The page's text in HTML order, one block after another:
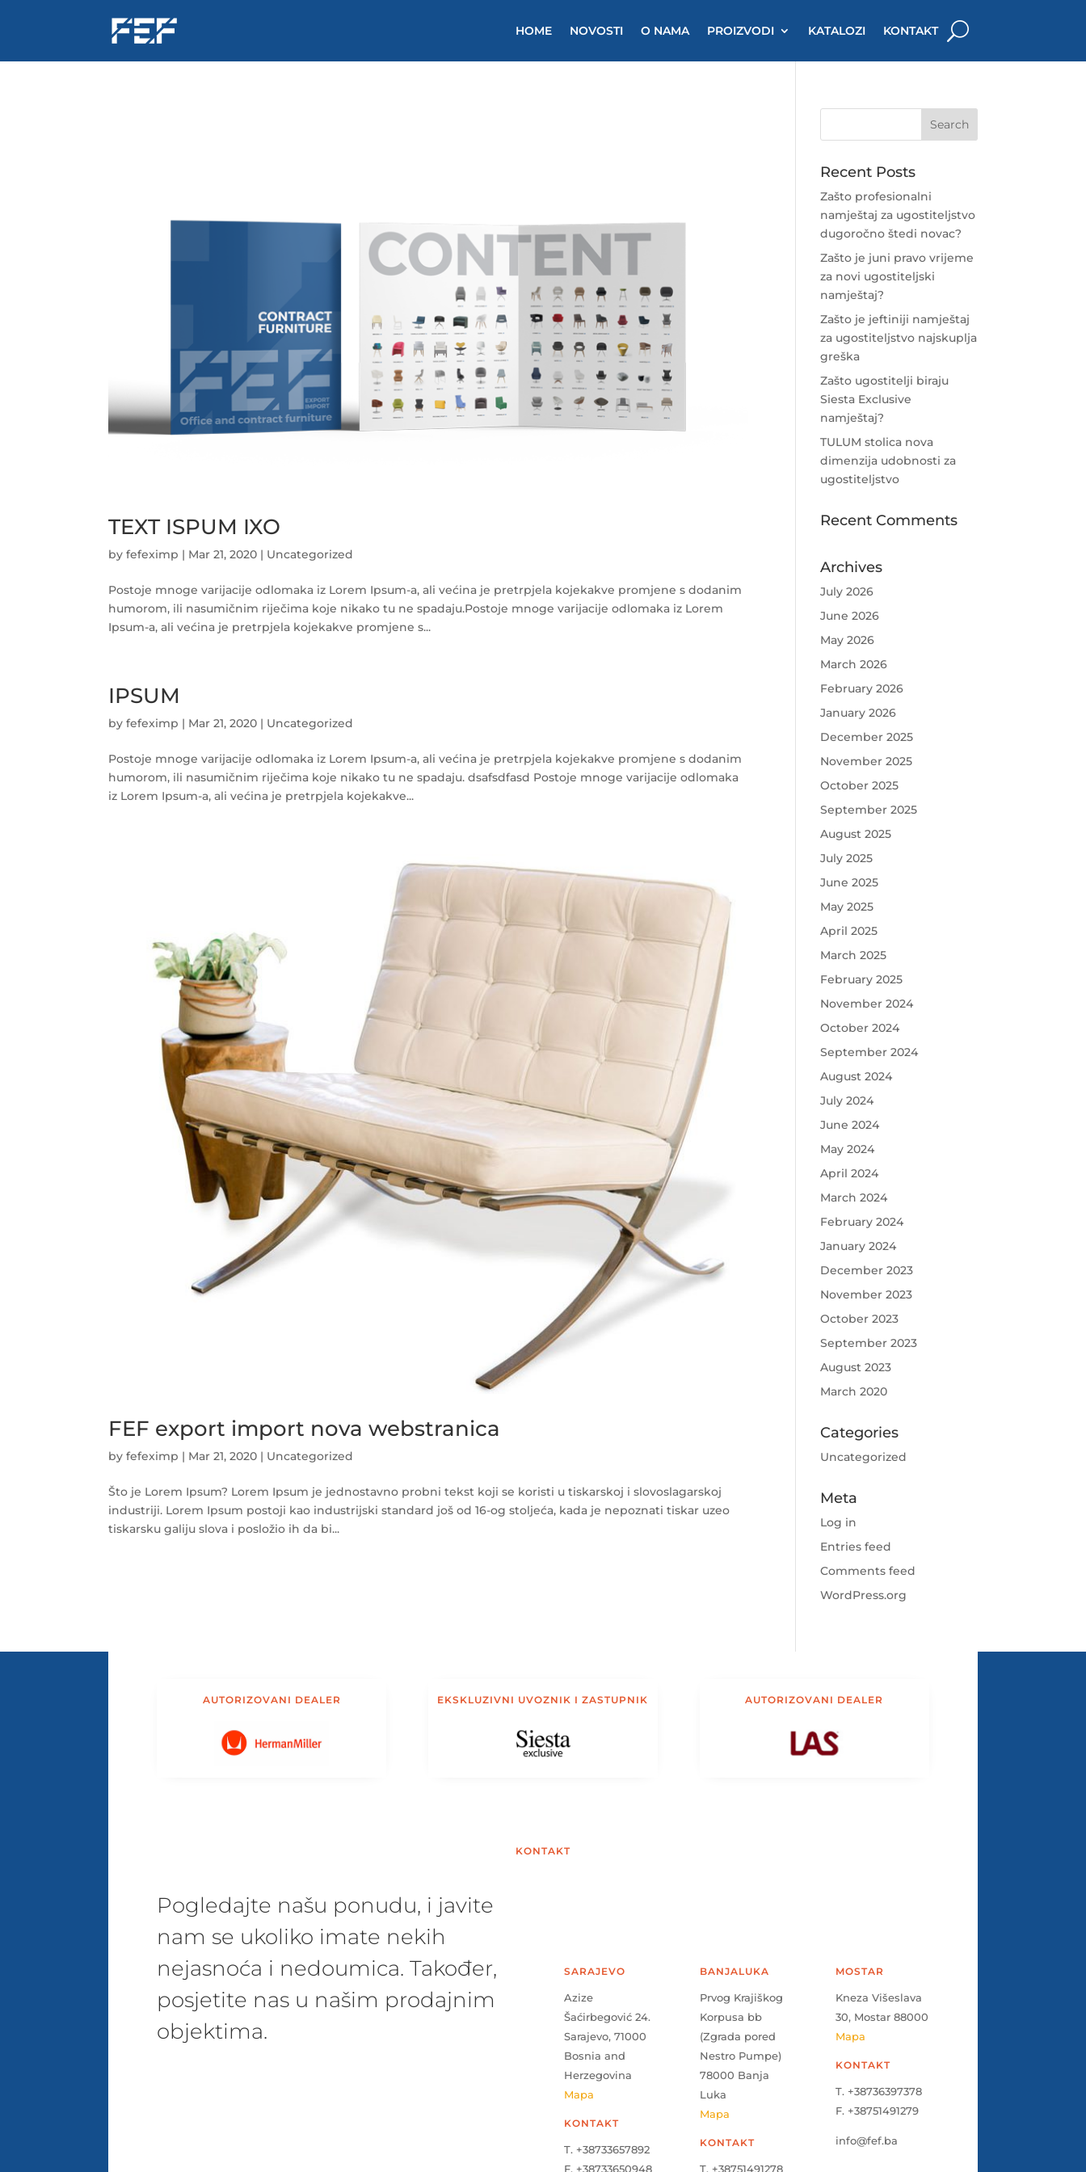
HOME NOVOSTI O NAMA PROIZVODI KATALOZI KONTAKT
TEXT ISPUM IXO
byfefeximp | Mar 21, 2020 | Uncategorized
Postoje mnoge varijacije odlomaka iz Lorem Ipsum-a, ali većina je pretrpjela kojekakve promjene s dodanim
humorom, ili nasumičnim riječima koje nikako tu ne spadaju.Postoje mnoge varijacije odlomaka iz Lorem
Ipsum-a, ali većina je pretrpjela kojekakve promjene s...
IPSUM
byfefeximp | Mar 21, 2020 | Uncategorized
Postoje mnoge varijacije odlomaka iz Lorem Ipsum-a, ali većina je pretrpjela kojekakve promjene s dodanim
humorom, ili nasumičnim riječima koje nikako tu ne spadaju. dsafsdfasd Postoje mnoge varijacije odlomaka
iz Lorem Ipsum-a, ali većina je pretrpjela kojekakve...
FEF export import nova webstranica
byfefeximp | Mar 21, 2020 | Uncategorized
Što je Lorem Ipsum? Lorem Ipsum je jednostavno probni tekst koji se koristi u tiskarskoj i slovoslagarskoj
industriji. Lorem Ipsum postoji kao industrijski standard još od 16-og stoljeća, kada je nepoznati tiskar uzeo
tiskarsku galiju slova i posložio ih da bi...
Recent Posts
Zašto profesionalni
namještaj za ugostiteljstvo
dugoročno štedi novac?
Zašto je juni pravo vrijeme
za novi ugostiteljski
namještaj?
Zašto je jeftiniji namještaj
za ugostiteljstvo najskuplja
greška
Zašto ugostitelji biraju
Siesta Exclusive
namještaj?
TULUM stolica nova
dimenzija udobnosti za
ugostiteljstvo
Recent Comments
Archives
July 2026
June 2026
May 2026
March 2026
February 2026
January 2026
December 2025
November 2025
October 2025
September 2025
August 2025
July 2025
June 2025
May 2025
April 2025
March 2025
February 2025
November 2024
October 2024
September 2024
August 2024
July 2024
June 2024
May 2024
April 2024
March 2024
February 2024
January 2024
December 2023
November 2023
October 2023
September 2023
August 2023
March 2020
Categories
Uncategorized
Meta
Log in
Entries feed
Comments feed
WordPress.org
AUTORIZOVANI DEALER EKSKLUZIVNI UVOZNIK I ZASTUPNIK AUTORIZOVANI DEALER
KONTAKT
Pogledajte našu ponudu, i javite
nam se ukoliko imate nekih
nejasnoća i nedoumica. Također,
posjetite nas u našim prodajnim
objektima.
SARAJEVO
Azize
Šaćirbegović 24.
Sarajevo, 71000
Bosnia and
Herzegovina
Mapa
KONTAKT
T. +38733657892
F. +38733650948
BANJALUKA
Prvog Krajiškog
Korpusa bb
(Zgrada pored
Nestro Pumpe)
78000 Banja
Luka
Mapa
KONTAKT
T. +38751491278
MOSTAR
Kneza Višeslava
30, Mostar 88000
Mapa
KONTAKT
T. +38736397378
F. +38751491279
info@fef.ba